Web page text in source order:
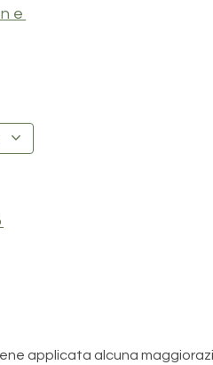
applicata alcuna